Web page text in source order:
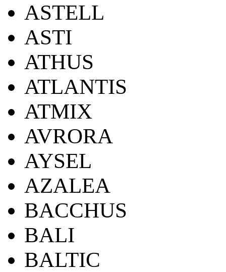
ASTELL
ASTI
ATHUS
ATLANTIS
ATMIX
AVRORA
AYSEL
AZALEA
BACCHUS
BALI
BALTIC